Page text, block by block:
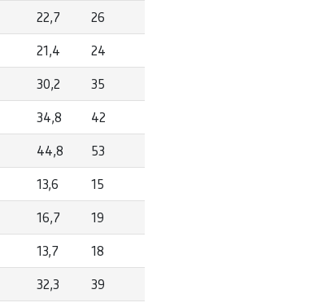
22,7
26
21,4
24
30,2
35
34,8
42
44,8
53
13,6
15
16,7
19
13,7
18
32,3
39